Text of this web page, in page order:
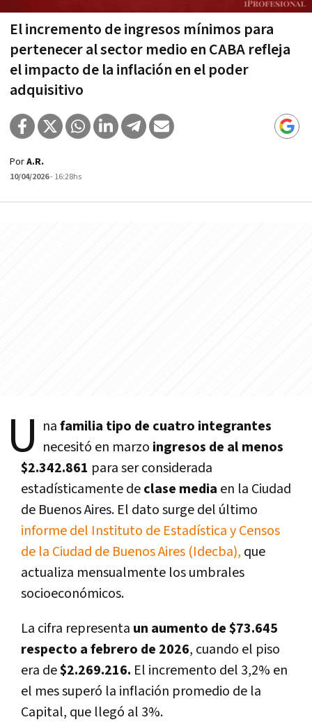
El incremento de ingresos mínimos para
pertenecer al sector medio en CABA refleja
el impacto de la inflación en el poder
adquisitivo
PorA.R.
10/04/2026- 16:28hs
U nafamilia tipo de cuatro integrantes
necesitó en marzo ingresos de al menos
$2.342.861 para ser considerada
estadísticamente declase media en la Ciudad
de Buenos Aires. El dato surge del último
informe del Instituto de Estadística y Censos
de la Ciudad de Buenos Aires (Idecba), que
actualiza mensualmente los umbrales
socioeconómicos.
La cifra representa un aumento de $73.645
respecto a febrero de 2026, cuando el piso
era de$2.269.216. El incremento del 3,2% en
el mes superó la inflación promedio de la
Capital, que llegó al 3%.